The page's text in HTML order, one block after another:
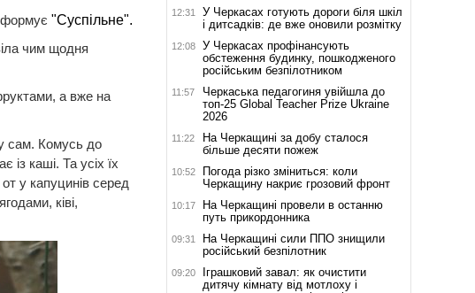
"Суспільне".
чим щодня
а вже на
сам. Комусь до
із каші. Та усіх їх
у капуцинів серед
ківі,
12:31
У Черкасах готують дороги біля шкіл
і дитсадків: де вже оновили розмітку
12:08
У Черкасах профінансують
обстеження будинку, пошкодженого
російським безпілотником
11:57
Черкаська педагогиня увійшла до
топ-25 Global Teacher Prize Ukraine
2026
11:22
На Черкащині за добу сталося
більше десяти пожеж
10:52
Погода різко зміниться: коли
Черкащину накриє грозовий фронт
10:17
На Черкащині провели в останню
путь прикордонника
09:31
На Черкащині сили ППО знищили
російський безпілотник
09:20
Іграшковий завал: як очистити
дитячу кімнату від мотлоху і